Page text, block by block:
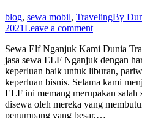
blog, sewa mobil, TravelingBy
2021Leave a comment
Sewa Elf Nganjuk Kami Dunia
jasa sewa ELF Nganjuk dengan
keperluan baik untuk liburan,
keperluan bisnis. Selama kami
ELF ini memang merupakan salah
disewa oleh mereka yang
penumpang yang besar,…